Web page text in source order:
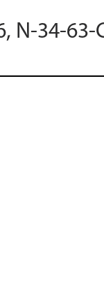
N-34-63-